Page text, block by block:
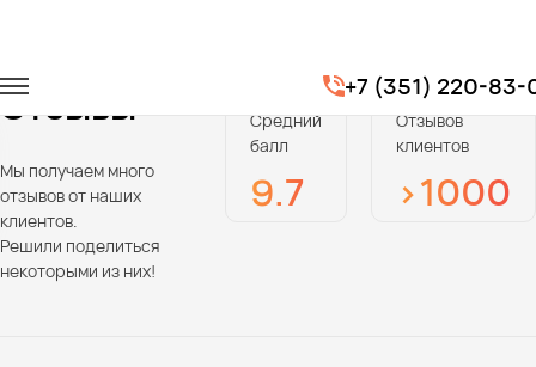
+7 (351) 220-83-
Отзывы
Мы получаем много
отзывов от наших
клиентов.
Решили поделиться
некоторыми из них!
Средний
балл
9.7
Отзывов
клиентов
>1000